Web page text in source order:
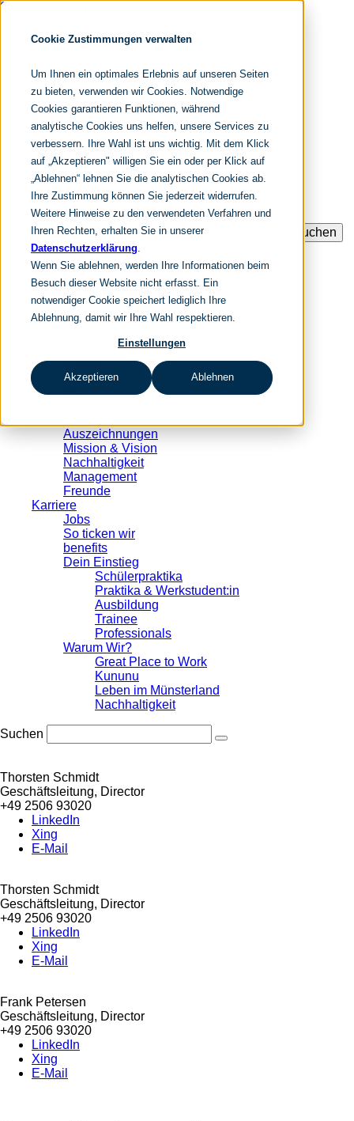
Cookie Zustimmungen verwalten
Um Ihnen ein optimales Erlebnis auf unseren Seiten
zu bieten, verwenden wir Cookies. Notwendige
Cookies garantieren Funktionen, während
analytische Cookies uns helfen, unsere Services zu
verbessern. Ihre Wahl ist uns wichtig. Mit dem Klick
auf „Akzeptieren" willigen Sie ein oder per Klick auf
„Ablehnen“ lehnen Sie die analytischen Cookies ab.
Ihre Zustimmung können Sie jederzeit widerrufen.
Weitere Hinweise zu den verwendeten Verfahren und
Ihren Rechten, erhalten Sie in unserer
Datenschutzerklärung.
Wenn Sie ablehnen, werden Ihre Informationen beim
Besuch dieser Website nicht erfasst. Ein
notwendiger Cookie speichert lediglich Ihre
Ablehnung, damit wir Ihre Wahl respektieren.
Einstellungen
Akzeptieren Ablehnen
Skip navigation
IT & Management Consulting
DE
EN
Skip navigation
Home
Archive
Editorial
Suchen
hier tippen und enter
Suchen
Skip navigation
Home
Leistungen
data & analytics
people & culture
nc360° Magazin
Events
Glossar
Auszeichnungen
Mission & Vision
Nachhaltigkeit
Management
Freunde
Karriere
Jobs
So ticken wir
benefits
Dein Einstieg
Schülerpraktika
Praktika & Werkstudent:in
Ausbildung
Trainee
Professionals
Warum Wir?
Great Place to Work
Kununu
Leben im Münsterland
Nachhaltigkeit
Suchen
Thorsten Schmidt
Geschäftsleitung, Director
+49 2506 93020
LinkedIn
Xing
E-Mail
Thorsten Schmidt
Geschäftsleitung, Director
+49 2506 93020
LinkedIn
Xing
E-Mail
Frank Petersen
Geschäftsleitung, Director
+49 2506 93020
LinkedIn
Xing
E-Mail